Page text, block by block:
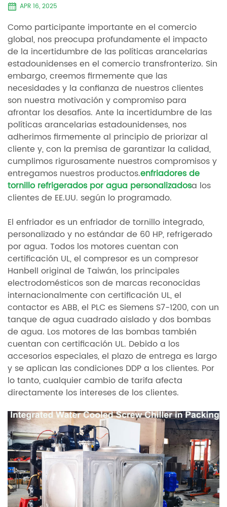
APR 16, 2025
Como participante importante en el comercio
global, nos preocupa profundamente el impacto
de la incertidumbre de las políticas arancelarias
estadounidenses en el comercio transfronterizo. Sin
embargo, creemos firmemente que las
necesidades y la confianza de nuestros clientes
son nuestra motivación y compromiso para
afrontar los desafíos. Ante la incertidumbre de las
políticas arancelarias estadounidenses, nos
adherimos firmemente al principio de priorizar al
cliente y, con la premisa de garantizar la calidad,
cumplimos rigurosamente nuestros compromisos y
entregamos nuestros productos.enfriadores de
tornillo refrigerados por agua personalizadosa los
clientes de EE.UU. según lo programado.
El enfriador es un enfriador de tornillo integrado,
personalizado y no estándar de 60 HP, refrigerado
por agua. Todos los motores cuentan con
certificación UL, el compresor es un compresor
Hanbell original de Taiwán, los principales
electrodomésticos son de marcas reconocidas
internacionalmente con certificación UL, el
contactor es ABB, el PLC es Siemens S7-1200, con un
tanque de agua cuadrado aislado y dos bombas
de agua. Los motores de las bombas también
cuentan con certificación UL. Debido a los
accesorios especiales, el plazo de entrega es largo
y se aplican las condiciones DDP a los clientes. Por
lo tanto, cualquier cambio de tarifa afecta
directamente los intereses de los clientes.